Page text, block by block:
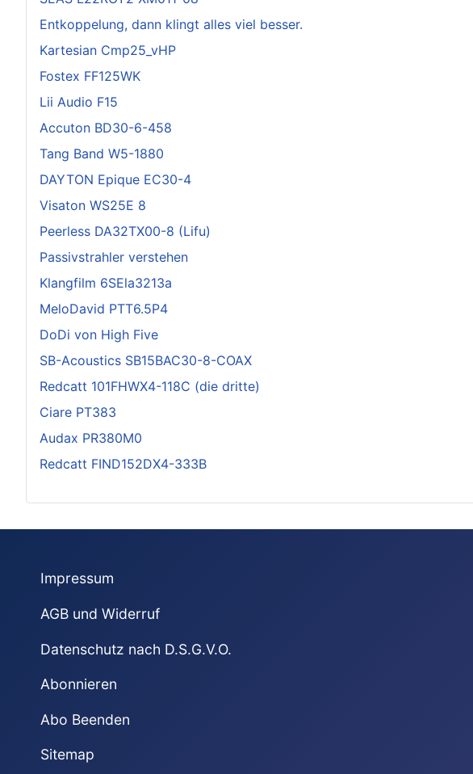
Entkoppelung, dann klingt alles viel besser.
Kartesian Cmp25_vHP
Fostex FF125WK
Lii Audio F15
Accuton BD30-6-458
Tang Band W5-1880
DAYTON Epique EC30-4
Visaton WS25E 8
Peerless DA32TX00-8 (Lifu)
Passivstrahler verstehen
Klangfilm 6SEla3213a
MeloDavid PTT6.5P4
DoDi von High Five
SB-Acoustics SB15BAC30-8-COAX
Redcatt 101FHWX4-118C (die dritte)
Ciare PT383
Audax PR380M0
Redcatt FIND152DX4-333B
Impressum
AGB und Widerruf
Datenschutz nach D.S.G.V.O.
Abonnieren
Abo Beenden
Sitemap